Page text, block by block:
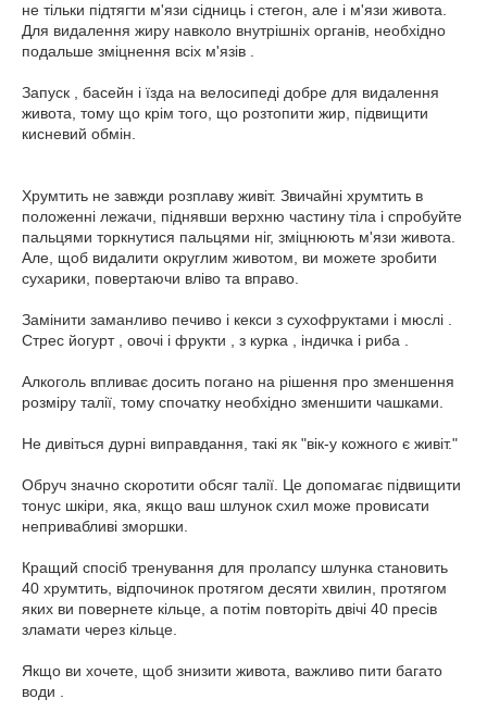
не тільки підтягти м'язи сідниць і стегон, але і м'язи живота.
Для видалення жиру навколо внутрішніх органів, необхідно
подальше зміцнення всіх м'язів .
Запуск , басейн і їзда на велосипеді добре для видалення
живота, тому що крім того, що розтопити жир, підвищити
кисневий обмін.
Хрумтить не завжди розплаву живіт. Звичайні хрумтить в
положенні лежачи, піднявши верхню частину тіла і спробуйте
пальцями торкнутися пальцями ніг, зміцнюють м'язи живота.
Але, щоб видалити округлим животом, ви можете зробити
сухарики, повертаючи вліво та вправо.
Замінити заманливо печиво і кекси з сухофруктами і мюслі .
Стрес йогурт , овочі і фрукти , з курка , індичка і риба .
Алкоголь впливає досить погано на рішення про зменшення
розміру талії, тому спочатку необхідно зменшити чашками.
Не дивіться дурні виправдання, такі як "вік-у кожного є живіт."
Обруч значно скоротити обсяг талії. Це допомагає підвищити
тонус шкіри, яка, якщо ваш шлунок схил може провисати
непривабливі зморшки.
Кращий спосіб тренування для пролапсу шлунка становить
40 хрумтить, відпочинок протягом десяти хвилин, протягом
яких ви повернете кільце, а потім повторіть двічі 40 пресів
зламати через кільце.
Якщо ви хочете, щоб знизити живота, важливо пити багато
води .